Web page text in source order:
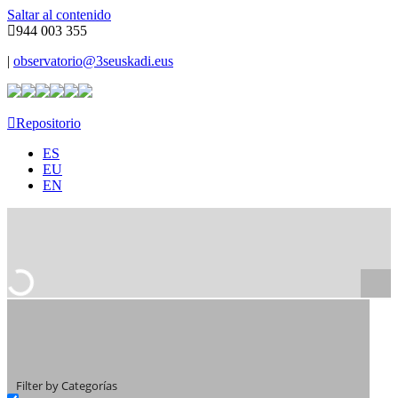
Saltar al contenido
944 003 355
| observatorio@3seuskadi.eus
Repositorio
ES
EU
EN
Filter by Categorías